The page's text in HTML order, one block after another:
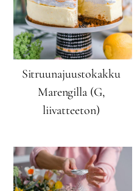
Sitruunajuustokakku
Marengilla (G,
liivatteeton)